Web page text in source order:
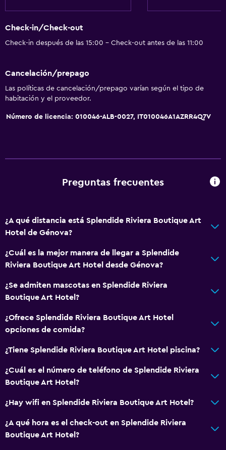
Check-in/Check-out
Check-in después de las 15:00 - Check-out antes de las 11:00
Cancelación/prepago
Las políticas de cancelación/prepago varían según el tipo de
habitación y el proveedor.
Número de licencia: 010046-ALB-0027, IT010046A1AZRR4Q7V
Preguntas frecuentes
¿A qué distancia está Splendide Riviera Boutique Art
Hotel de Génova?
¿Cuál es la mejor manera de llegar a Splendide
Riviera Boutique Art Hotel desde Génova?
¿Se admiten mascotas en Splendide Riviera
Boutique Art Hotel?
¿Ofrece Splendide Riviera Boutique Art Hotel
opciones de comida?
¿Tiene Splendide Riviera Boutique Art Hotel piscina?
¿Cuál es el número de teléfono de Splendide Riviera
Boutique Art Hotel?
¿Hay wifi en Splendide Riviera Boutique Art Hotel?
¿A qué hora es el check-out en Splendide Riviera
Boutique Art Hotel?